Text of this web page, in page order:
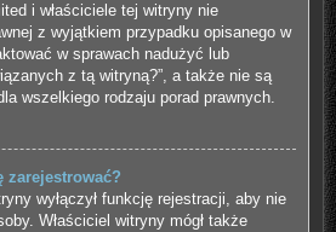
i właściciele tej witryny nie
z wyjątkiem przypadku opisanego w
w sprawach nadużyć lub
z tą witryną?”, a także nie są
wszelkiego rodzaju porad prawnych.
zarejestrować?
wyłączył funkcję rejestracji, aby nie
Właściciel witryny mógł także